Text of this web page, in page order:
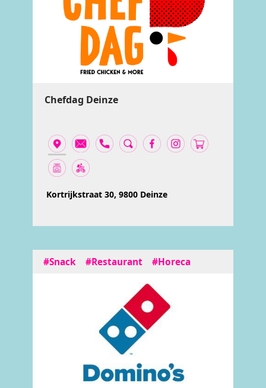
Chefdag Deinze
Kortrijkstraat 30, 9800 Deinze
#Snack #Restaurant #Horeca